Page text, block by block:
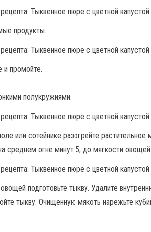
продукты.
и промойте.
полукружиями.
или сотейнике разогрейте
среднем огне минут 5, до мягкости овощей.
подготовьте тыкву. Удалите
тыкву. Очищенную мякоть нарежьте